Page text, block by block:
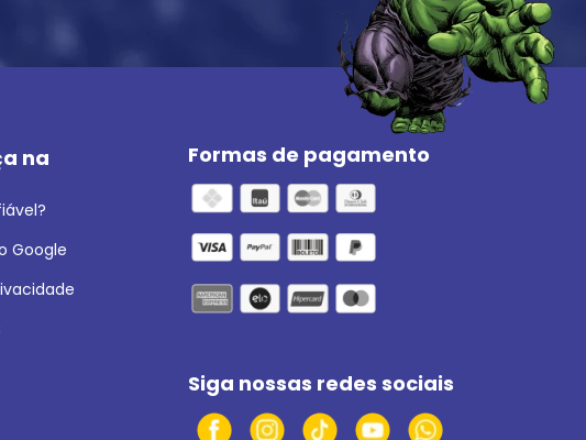
na
Google
Formas de pagamento
Siga nossas redes sociais